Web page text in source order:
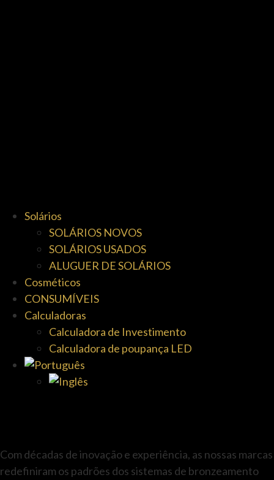
Solários
SOLÁRIOS NOVOS
SOLÁRIOS USADOS
ALUGUER DE SOLÁRIOS
Cosméticos
CONSUMÍVEIS
Calculadoras
Calculadora de Investimento
Calculadora de poupança LED
Com décadas de inovação e experiência, as nossas marcas
redefiniram os padrões dos sistemas de bronzeamento